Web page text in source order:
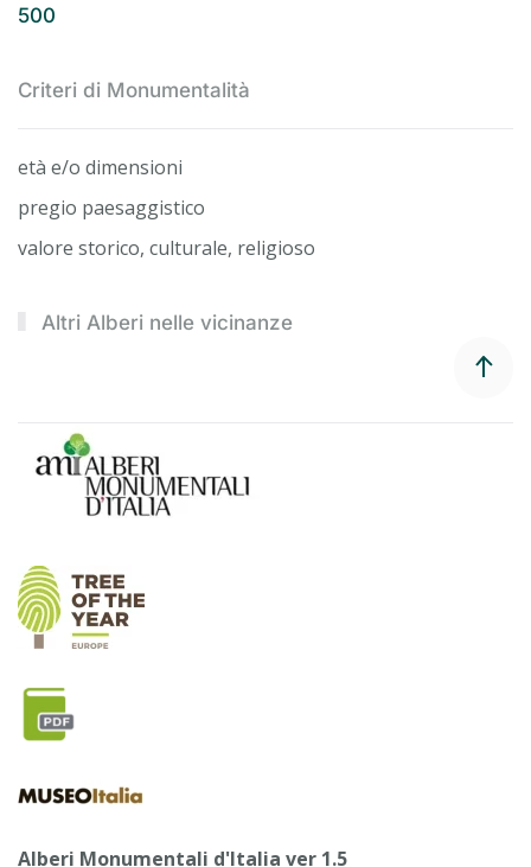
500
Criteri di Monumentalità
età e/o dimensioni
pregio paesaggistico
valore storico, culturale, religioso
Altri Alberi nelle vicinanze
Alberi Monumentali d'Italia ver 1.5